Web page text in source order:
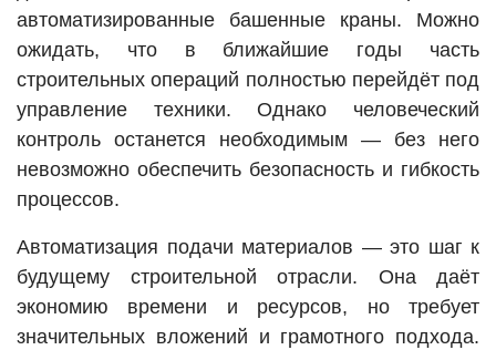
автоматизированные башенные краны. Можно
ожидать, что в ближайшие годы часть
строительных операций полностью перейдёт под
управление техники. Однако человеческий
контроль останется необходимым — без него
невозможно обеспечить безопасность и гибкость
процессов.
Автоматизация подачи материалов — это шаг к
будущему строительной отрасли. Она даёт
экономию времени и ресурсов, но требует
значительных вложений и грамотного подхода.